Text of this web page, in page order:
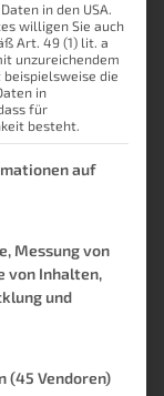
als
diese
den
an den
zu
ein
iPadOS 16
in den USA.
willigen Sie auch
Art. 49 (1) lit. a
unzureichendem
beispielsweise die
in
für
besteht.
des IAB
auf
Messung von
von Inhalten,
und
(45 Vendoren)